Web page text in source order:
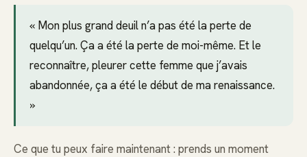
« Mon plus grand deuil n’a pas été la perte de
quelqu’un. Ça a été la perte de moi-même. Et le
reconnaître, pleurer cette femme que j’avais
abandonnée, ça a été le début de ma renaissance.
»
Ce que tu peux faire maintenant : prends un moment